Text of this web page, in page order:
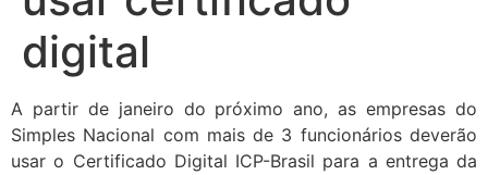
digital
A partir de janeiro do próximo ano, as empresas do
Simples Nacional com mais de 3 funcionários deverão
usar o Certificado Digital ICP-Brasil para a entrega da